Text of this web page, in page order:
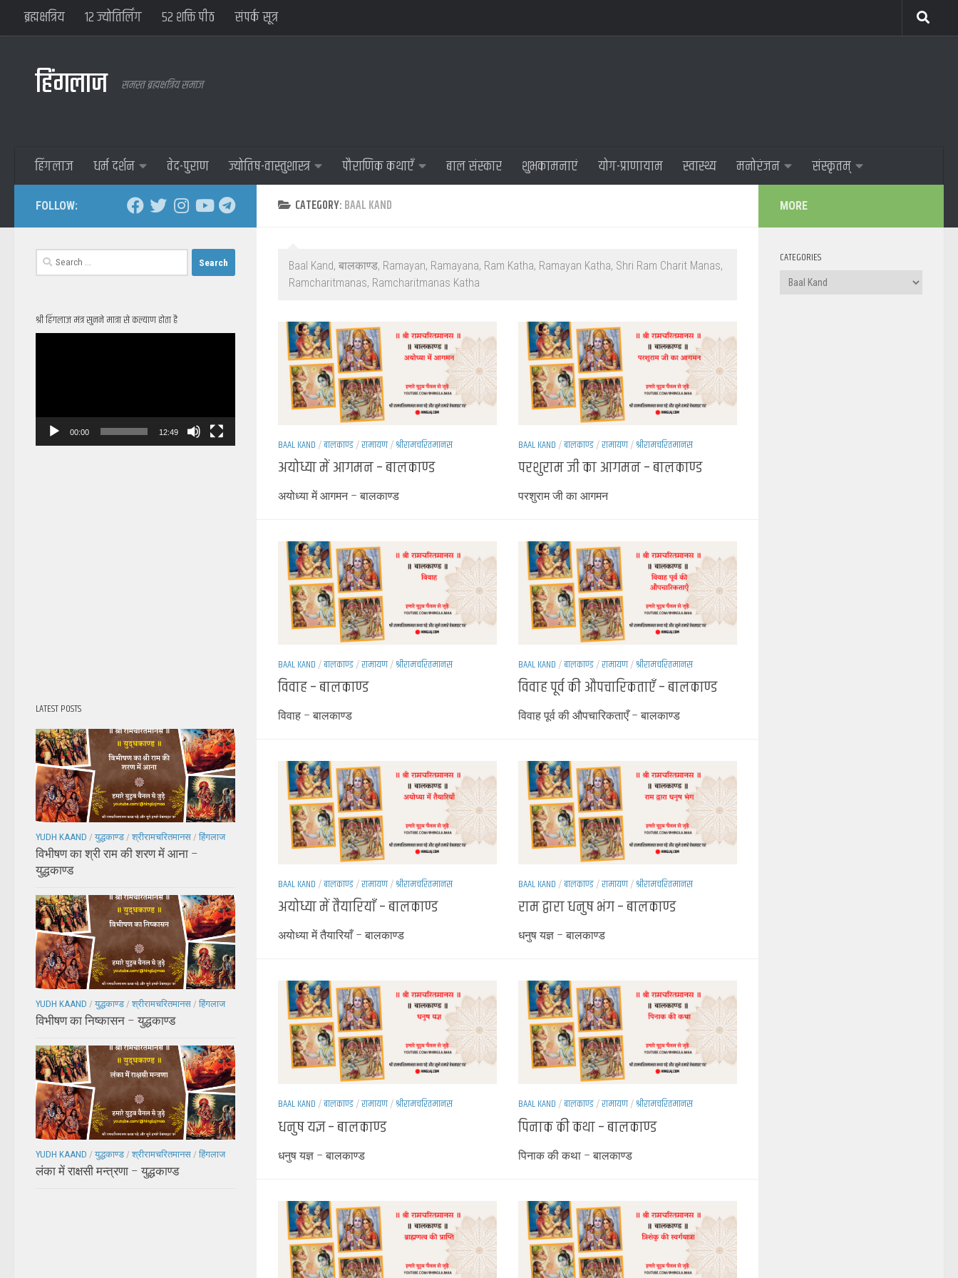
ब्रह्मक्षत्रिय १२ ज्योतिर्लिंग ५२ शक्ति पीठ संपर्क सूत्र
हिंगलाज समस्त ब्रह्मक्षत्रिय समाज
हिंगलाज धर्म दर्शन वेद-पुराण ज्योतिष-वास्तुशास्त्र पौराणिक कथाएँ बाल संस्कार शुभकामनाएं योग-प्राणायाम स्वास्थ्य मनोरंजन संस्कृतम्
CATEGORY: BAAL KAND
Baal Kand, बालकाण्ड, Ramayan, Ramayana, Ram Katha, Ramayan Katha, Shri Ram Charit Manas,
Ramcharitmanas, Ramcharitmanas Katha
BAAL KAND/बालकाण्ड/रामायण/श्रीरामचरितमानस
अयोध्या में आगमन – बालकाण्ड
अयोध्या में आगमन – बालकाण्ड
BAAL KAND/बालकाण्ड/रामायण/श्रीरामचरितमानस
परशुराम जी का आगमन – बालकाण्ड
परशुराम जी का आगमन
BAAL KAND/बालकाण्ड/रामायण/श्रीरामचरितमानस
विवाह – बालकाण्ड
विवाह – बालकाण्ड
BAAL KAND/बालकाण्ड/रामायण/श्रीरामचरितमानस
विवाह पूर्व की औपचारिकताएँ – बालकाण्ड
विवाह पूर्व की औपचारिकताएँ – बालकाण्ड
BAAL KAND/बालकाण्ड/रामायण/श्रीरामचरितमानस
अयोध्या में तैयारियाँ – बालकाण्ड
अयोध्या में तैयारियाँ – बालकाण्ड
BAAL KAND/बालकाण्ड/रामायण/श्रीरामचरितमानस
राम द्वारा धनुष भंग – बालकाण्ड
धनुष यज्ञ – बालकाण्ड
BAAL KAND/बालकाण्ड/रामायण/श्रीरामचरितमानस
धनुष यज्ञ – बालकाण्ड
धनुष यज्ञ – बालकाण्ड
BAAL KAND/बालकाण्ड/रामायण/श्रीरामचरितमानस
पिनाक की कथा – बालकाण्ड
पिनाक की कथा – बालकाण्ड
FOLLOW:
Search
for:
श्री हिंगलाज मंत्र सुनने मात्रा से कल्याण होता है
00:00 12:49
LATEST POSTS
YUDH KAAND / युद्धकाण्ड / श्रीरामचरितमानस / हिंगलाज
विभीषण का श्री राम की शरण में आना –
युद्धकाण्ड
YUDH KAAND / युद्धकाण्ड / श्रीरामचरितमानस / हिंगलाज
विभीषण का निष्कासन – युद्धकाण्ड
YUDH KAAND / युद्धकाण्ड / श्रीरामचरितमानस / हिंगलाज
लंका में राक्षसी मन्त्रणा – युद्धकाण्ड
MORE
CATEGORIES
Categories